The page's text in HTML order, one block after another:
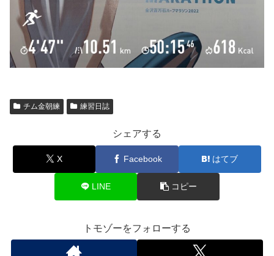
チム金朝練 練習日誌
シェアする
X Facebook はてブ
LINE コピー
トモゾーをフォローする